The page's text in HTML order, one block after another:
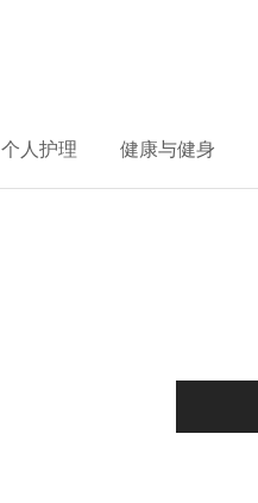
个人护理 健康与健身